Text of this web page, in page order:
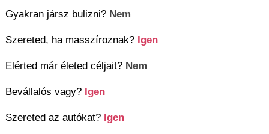
Gyakran jársz bulizni? Nem
Szereted, ha masszíroznak? Igen
Elérted már életed céljait? Nem
Bevállalós vagy? Igen
Szereted az autókat? Igen